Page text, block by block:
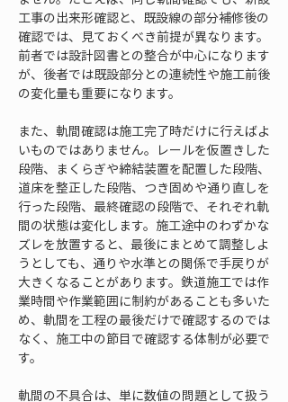
工事の出来形確認と、既設線の部分補修後の
確認では、見ておくべき前提が異なります。
前者では設計図書との整合が中心になります
が、後者では既設部分との連続性や施工前後
の変化量も重要になります。
また、軌間確認は施工完了時だけに行えばよ
いものではありません。レールを仮置きした
段階、まくらぎや締結装置を配置した段階、
道床を整正した段階、つき固めや通り直しを
行った段階、最終確認の段階で、それぞれ軌
間の状態は変化します。施工途中のわずかな
ズレを放置すると、最後にまとめて調整しよ
うとしても、通りや水準との関係で手戻りが
大きくなることがあります。鉄道施工では作
業時間や作業範囲に制約があることも多いた
め、軌間を工程の最後だけで確認するのでは
なく、施工中の節目で確認する体制が必要で
す。
軌間の不具合は、単に数値の問題として扱う